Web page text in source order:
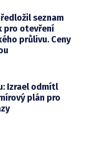
seznam
pro otevření
průlivu. Ceny
Izrael odmítl
plán pro